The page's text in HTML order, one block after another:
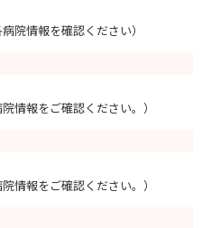
院情報を確認ください）
情報をご確認ください。）
情報をご確認ください。）